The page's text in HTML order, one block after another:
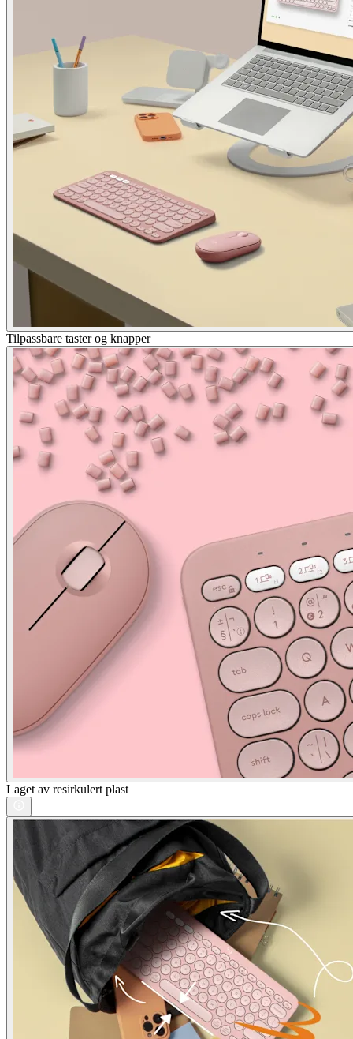
Tilpassbare taster og knapper
Laget av resirkulert plast